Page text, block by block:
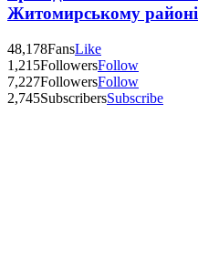
Житомирському районі
48,178FansLike
1,215FollowersFollow
7,227FollowersFollow
2,745SubscribersSubscribe